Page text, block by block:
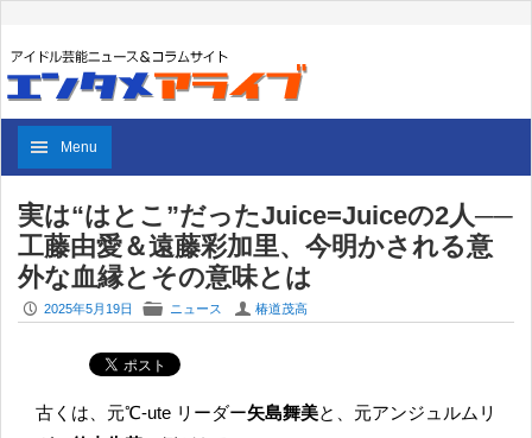
Menu
実は“はとこ”だったJuice=Juiceの2人──
工藤由愛＆遠藤彩加里、今明かされる意
外な血縁とその意味とは
P 2025年5月19日 F ニュース U 椿道茂高
古くは、元℃-ute リーダー矢島舞美と、元アンジュルムリ